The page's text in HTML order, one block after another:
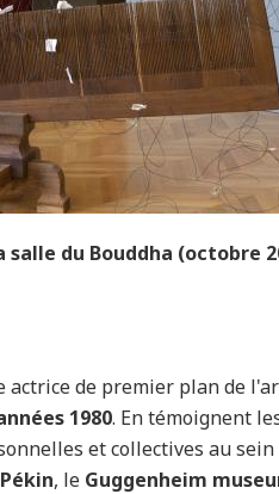
du Bouddha (octobre
actrice de premier plan de
1980. En témoignent
et collectives au
, le Guggenheim